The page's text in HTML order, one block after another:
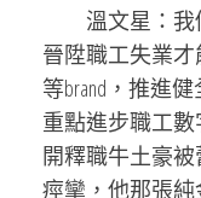
溫文星：
晉陞職工失業
等brand，推進
重點進步職工
開釋職牛土豪
痙攣，他那張